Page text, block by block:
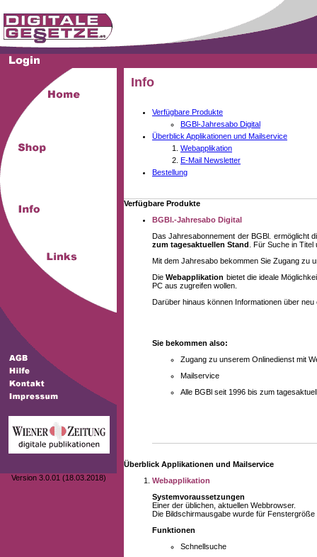
Version 3.0.01 (18.03.2018)
Info
Verfügbare Produkte
BGBl-Jahresabo Digital
Überblick Applikationen und Mailservice
Webapplikation
E-Mail Newsletter
Bestellung
Verfügbare Produkte
BGBl.-Jahresabo Digital
Das Jahresabonnement der BGBl. ermöglicht
zum tagesaktuellen Stand . Für Suche in
Mit dem Jahresabo bekommen Sie Zugang zu
DieWebapplikation bietet die ideale
PC aus zugreifen wollen.
Darüber hinaus können Informationen über
Sie bekommen also:
Zugang zu unserem Onlinedienst mit
Mailservice
Alle BGBl seit 1996 bis zum
Überblick Applikationen und Mailservice
Webapplikation
Systemvoraussetzungen
Einer der üblichen, aktuellen Webbrowser.
Die Bildschirmausgabe wurde für
Funktionen
Schnellsuche